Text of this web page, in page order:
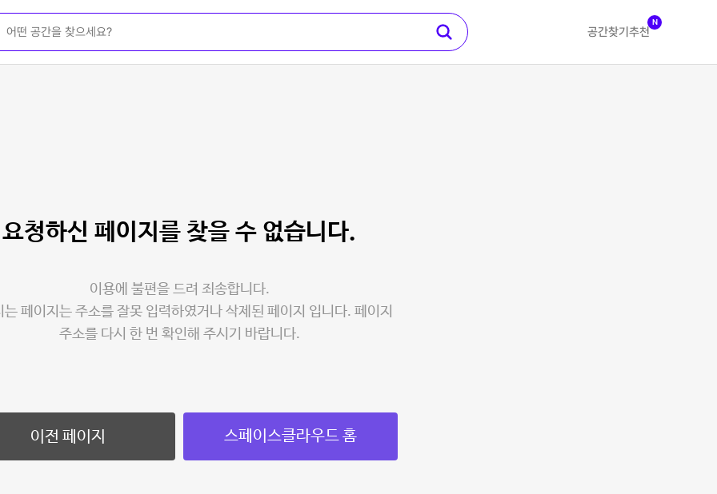
공간찾기 추천
N
요청하신 페이지를 찾을 수 없습니다.
이용에 불편을 드려 죄송합니다.
는 페이지는 주소를 잘못 입력하였거나 삭제된 페이지 입니다. 페이지
주소를 다시 한 번 확인해 주시기 바랍니다.
이전 페이지 스페이스클라우드 홈